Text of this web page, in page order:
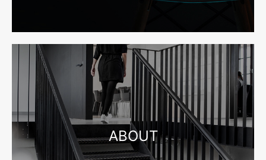
宁波网站建设报价怎么看？合同、源码和后台要先写清
2026-08-04 17:55:09
宁波制造业网站建设公司怎么选？先看产品询盘字段
ABOUT